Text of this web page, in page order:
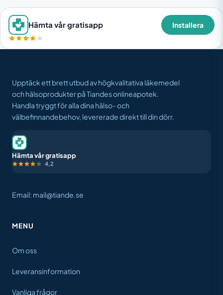
Hämta vår gratisapp Installera
Upptäck ett brett utbud av högkvalitativa läkemedel
och hälsoprodukter på Tiandes onlineapotek.
Handla tryggt för alla dina hälso- och
välbefinnandebehov, levererade direkt till din dörr.
Hämta vår gratisapp
4,2
Email: mail@tiande.se
MENU
Om oss
Leveransinformation
Vanliga frågor